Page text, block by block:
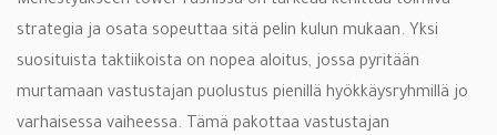
strategia ja osata sopeuttaa sitä pelin kulun mukaan. Yksi
suosituista taktiikoista on nopea aloitus, jossa pyritään
murtamaan vastustajan puolustus pienillä hyökkäysryhmillä jo
varhaisessa vaiheessa. Tämä pakottaa vastustajan